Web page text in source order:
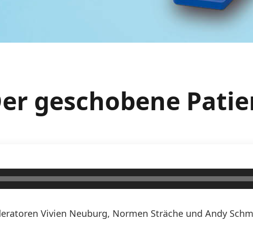
geschobene
Vivien Neuburg, Normen Sträche und Andy